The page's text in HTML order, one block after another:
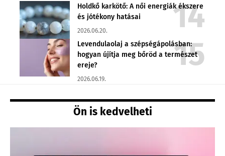
Holdkő karkötő: A női energiák ékszere
és jótékony hatásai
2026.06.20.
Levendulaolaj a szépségápolásban:
hogyan újítja meg bőröd a természet
ereje?
2026.06.19.
Ön is kedvelheti